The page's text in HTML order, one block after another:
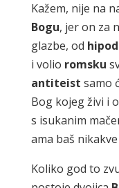
Kažem, nije na
Bogu, jer on za
glazbe, od
i volio romsku
antiteist samo
Bog kojeg živi i
s isukanim
ama baš
Koliko god to